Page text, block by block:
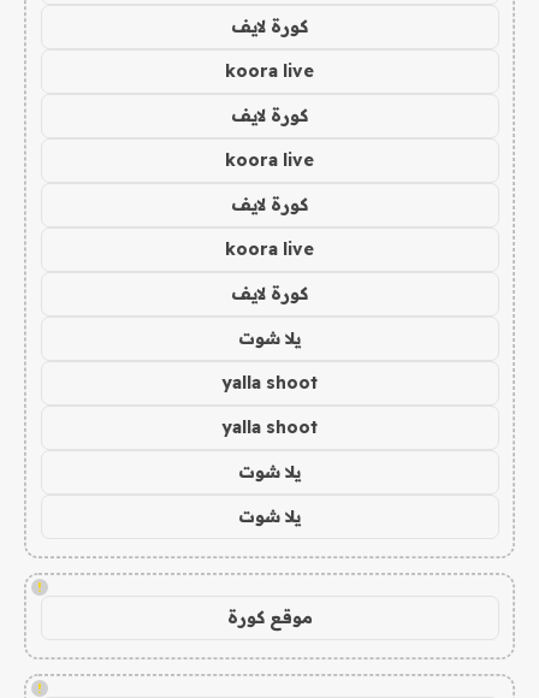
كورة لايف
koora live
كورة لايف
koora live
كورة لايف
koora live
كورة لايف
يلا شوت
yalla shoot
yalla shoot
يلا شوت
يلا شوت
!
موقع كورة
!